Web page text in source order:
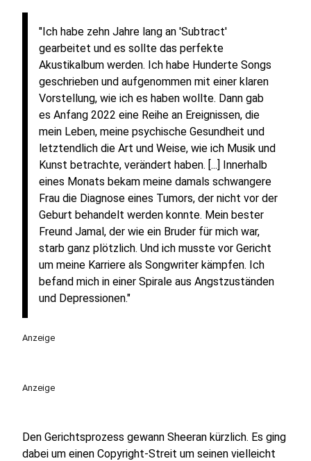
"Ich habe zehn Jahre lang an 'Subtract'
gearbeitet und es sollte das perfekte
Akustikalbum werden. Ich habe Hunderte Songs
geschrieben und aufgenommen mit einer klaren
Vorstellung, wie ich es haben wollte. Dann gab
es Anfang 2022 eine Reihe an Ereignissen, die
mein Leben, meine psychische Gesundheit und
letztendlich die Art und Weise, wie ich Musik und
Kunst betrachte, verändert haben. [...] Innerhalb
eines Monats bekam meine damals schwangere
Frau die Diagnose eines Tumors, der nicht vor der
Geburt behandelt werden konnte. Mein bester
Freund Jamal, der wie ein Bruder für mich war,
starb ganz plötzlich. Und ich musste vor Gericht
um meine Karriere als Songwriter kämpfen. Ich
befand mich in einer Spirale aus Angstzuständen
und Depressionen."
Anzeige
Anzeige
Den Gerichtsprozess gewann Sheeran kürzlich. Es ging
dabei um einen Copyright-Streit um seinen vielleicht